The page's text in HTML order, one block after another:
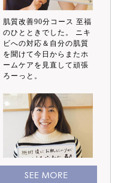
肌質改善90分コース 至福
のひとときでした。 ニキ
ビへの対応＆自分の肌質
を聞けて今日からまたホ
ームケアを見直して頑張
ろーっと。